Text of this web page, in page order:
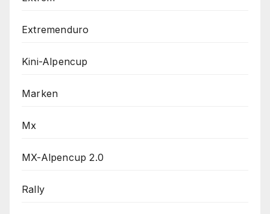
Extremenduro
Kini-Alpencup
Marken
Mx
MX-Alpencup 2.0
Rally